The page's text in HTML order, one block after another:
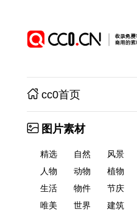
cc0首页
图片素材
精选 自然
风景
人物
动物
植物
生活
物件
节庆
唯美
世界
建筑